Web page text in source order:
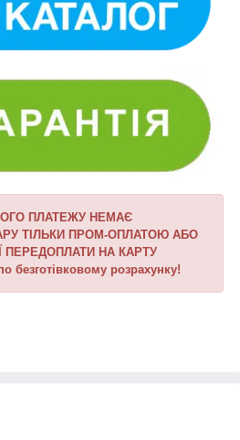
ПЛАТЕЖУ НЕМАЄ
ТІЛЬКИ ПРОМ-ОПЛАТОЮ АБО
ПЕРЕДОПЛАТИ НА КАРТУ
безготівковому розрахунку!